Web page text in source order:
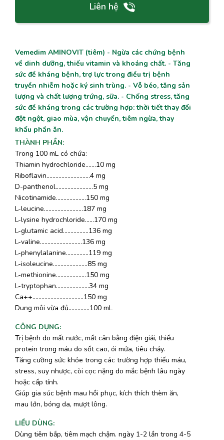
Liên hệ
Vemedim AMINOVIT (tiêm) - Ngừa các chứng bệnh
về dinh dưỡng, thiếu vitamin và khoáng chất. - Tăng
sức đề kháng bệnh, trợ lực trong điều trị bệnh
truyền nhiễm hoặc ký sinh trùng. - Vỗ béo, tăng sản
lượng và chất lượng trứng, sữa. - Chống stress, tăng
sức đề kháng trong các trường hợp: thời tiết thay đổi
đột ngột, giao mùa, vận chuyển, tiêm ngừa, thay
khẩu phần ăn.
THÀNH PHẦN:
Trong 100 mL có chứa:
Thiamin hydrochloride.......10 mg
Riboflavin.............................4 mg
D-panthenol.........................5 mg
Nicotinamide....................150 mg
L-leucine..........................187 mg
L-lysine hydrochloride......170 mg
L-glutamic acid.................136 mg
L-valine............................136 mg
L-phenylalanine...............119 mg
L-isoleucine.......................85 mg
L-methionine....................150 mg
L-tryptophan......................34 mg
Ca++..................................150 mg
Dung môi vừa đủ..............100 mL
CÔNG DỤNG:
Trị bệnh do mất nước, mất cân bằng điện giải, thiếu
protein trong máu do sốt cao, ói mửa, tiêu chảy.
Tăng cường sức khỏe trong các trường hợp thiếu máu,
stress, suy nhược, còi cọc nặng do mắc bệnh lâu ngày
hoặc cấp tính.
Giúp gia súc bệnh mau hồi phục, kích thích thèm ăn,
mau lớn, bóng da, mượt lông.
LIỀU DÙNG:
Dùng tiêm bắp, tiêm mạch chậm. ngày 1-2 lần trong 4-5